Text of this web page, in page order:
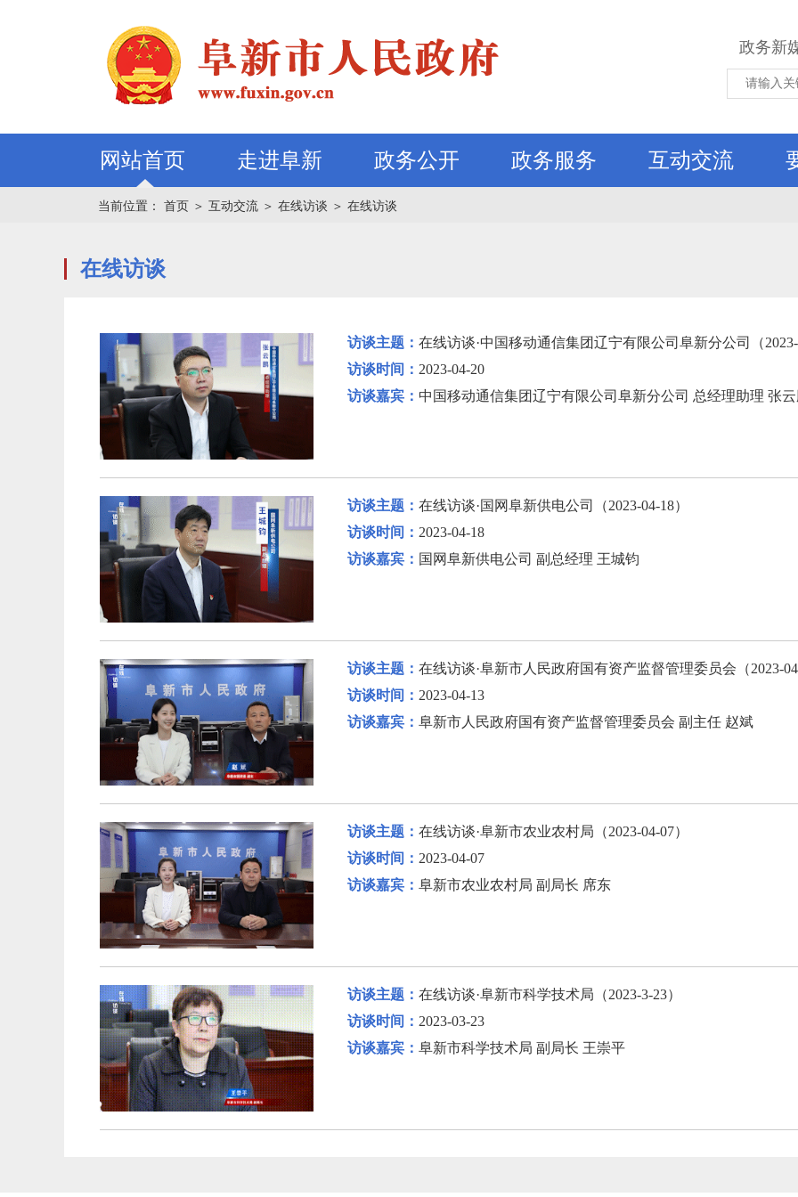
政务新
网站首页 走进阜新 政务公开 政务服务 互动交流
当前位置： 首页 ＞ 互动交流 ＞ 在线访谈 ＞ 在线访谈
在线访谈
访谈主题： 在线访谈·中国移动通信集团辽宁有限公司阜新分公司（
访谈时间： 2023-04-20
访谈嘉宾： 中国移动通信集团辽宁有限公司阜新分公司 总经理助理 张
访谈主题： 在线访谈·国网阜新供电公司（2023-04-18）
访谈时间： 2023-04-18
访谈嘉宾： 国网阜新供电公司 副总经理 王城钧
访谈主题： 在线访谈·阜新市人民政府国有资产监督管理委员会（2023-
访谈时间： 2023-04-13
访谈嘉宾： 阜新市人民政府国有资产监督管理委员会 副主任 赵斌
访谈主题： 在线访谈·阜新市农业农村局（2023-04-07）
访谈时间： 2023-04-07
访谈嘉宾： 阜新市农业农村局 副局长 席东
访谈主题： 在线访谈·阜新市科学技术局（2023-3-23）
访谈时间： 2023-03-23
访谈嘉宾： 阜新市科学技术局 副局长 王崇平